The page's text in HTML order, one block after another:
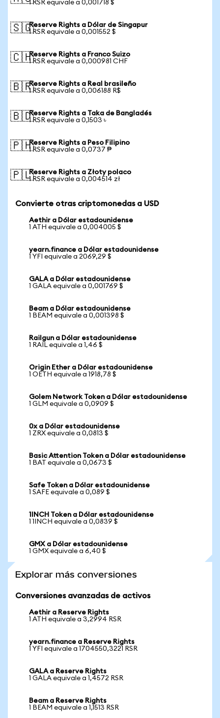
1 RSR equivale a 0,001718 $
🇸🇬Reserve Rights a Dólar de Singapur
1 RSR equivale a 0,001552 $
🇨🇭Reserve Rights a Franco Suizo
1 RSR equivale a 0,000981 CHF
🇧🇷Reserve Rights a Real brasileño
1 RSR equivale a 0,006188 R$
🇧🇩Reserve Rights a Taka de Bangladés
1 RSR equivale a 0,1503 ৳
🇵🇭Reserve Rights a Peso Filipino
1 RSR equivale a 0,0737 ₱
🇵🇱Reserve Rights a Złoty polaco
1 RSR equivale a 0,004514 zł
Convierte otras criptomonedas a USD
Aethir a Dólar estadounidense
1 ATH equivale a 0,004005 $
yearn.finance a Dólar estadounidense
1 YFI equivale a 2069,29 $
GALA a Dólar estadounidense
1 GALA equivale a 0,001769 $
Beam a Dólar estadounidense
1 BEAM equivale a 0,001398 $
Railgun a Dólar estadounidense
1 RAIL equivale a 1,46 $
Origin Ether a Dólar estadounidense
1 OETH equivale a 1918,78 $
Golem Network Token a Dólar estadounidense
1 GLM equivale a 0,0909 $
0x a Dólar estadounidense
1 ZRX equivale a 0,0813 $
Basic Attention Token a Dólar estadounidense
1 BAT equivale a 0,0673 $
Safe Token a Dólar estadounidense
1 SAFE equivale a 0,089 $
1INCH Token a Dólar estadounidense
1 1INCH equivale a 0,0839 $
GMX a Dólar estadounidense
1 GMX equivale a 6,40 $
Explorar más conversiones
Conversiones avanzadas de activos
Aethir a Reserve Rights
1 ATH equivale a 3,2994 RSR
yearn.finance a Reserve Rights
1 YFI equivale a 1704550,3221 RSR
GALA a Reserve Rights
1 GALA equivale a 1,4572 RSR
Beam a Reserve Rights
1 BEAM equivale a 1,1513 RSR